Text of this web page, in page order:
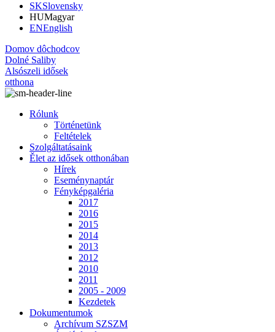
SKSlovensky
HUMagyar
ENEnglish
Domov dôchodcov
Dolné Saliby
Alsószeli idősek
otthona
Rólunk
Történetünk
Feltételek
Szolgáltatásaink
Ělet az idősek otthonában
Hírek
Eseménynaptár
Fényképgaléria
2017
2016
2015
2014
2013
2012
2010
2011
2005 - 2009
Kezdetek
Dokumentumok
Archívum SZSZM